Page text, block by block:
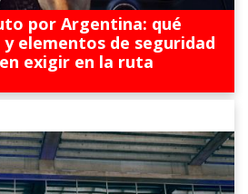
por Argentina: qué
elementos de seguridad
exigir en la ruta